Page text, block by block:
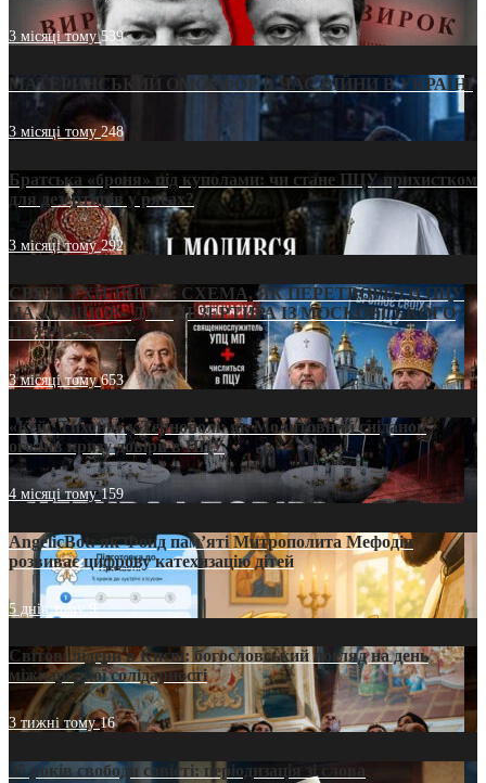
3 місяці тому539
МАТЕРИНСЬКИЙ ОМОРФОР В ЧАС ВІЙНИ В УКРАЇНІ
3 місяці тому248
Братська «броня» під куполами: чи стане ПЦУ прихистком
для дезертирів у рясах?
3 місяці тому292
СВЯТІ УХИЛЯНТИ: СХЕМА, ЯК ПЕРЕТВОРИТИ ПЦУ
НА «ОФШОР» ДЛЯ ДЕЗЕРТИРА ІЗ МОСКОВСЬКОГО
ПАТРІАРХАТУ
3 місяці тому653
«Кейс Тихона» у Тернополі: як Молитовний сніданок
оголив кризу довіри в ПЦУ
4 місяці тому159
AngelicBot: як Фонд пам’яті Митрополита Мефодія
розвиває цифрову катехизацію дітей
5 днів тому9
Світові лідери в Києві: богословський погляд на день
міжнародної солідарності
3 тижні тому16
35 років свободи совісті: періодизація зі слова